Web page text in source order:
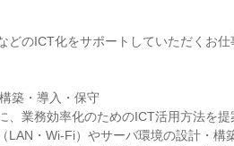
どのICT化をサポートしていただくお仕
築・導入・保守
、業務効率化のためのICT活用方法を提
LAN・Wi-Fi）やサーバ環境の設計・構